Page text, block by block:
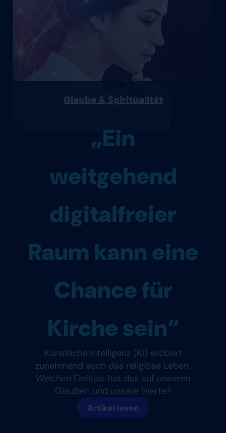
Glaube & Spiritualität
„Ein
weitgehend
digitalfreier
Raum kann eine
Chance für
Kirche sein“
Künstliche Intelligenz (KI) erobert
zunehmend auch das religiöse Leben.
Welchen Einfluss hat das auf unseren
Glauben und unsere Werte?
Artikel lesen